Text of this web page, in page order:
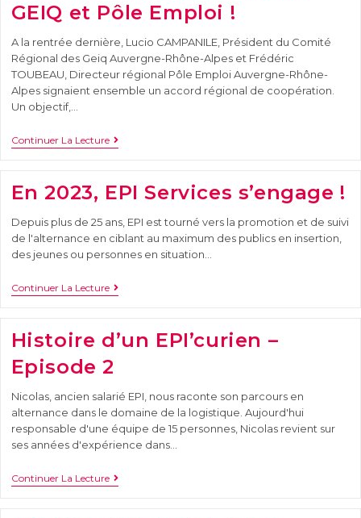
GEIQ et Pôle Emploi !
A la rentrée dernière, Lucio CAMPANILE, Président du Comité
Régional des Geiq Auvergne-Rhône-Alpes et Frédéric
TOUBEAU, Directeur régional Pôle Emploi Auvergne-Rhône-
Alpes signaient ensemble un accord régional de coopération.
Un objectif,…
Continuer La Lecture
En 2023, EPI Services s’engage !
Depuis plus de 25 ans, EPI est tourné vers la promotion et de suivi
de l'alternance en ciblant au maximum des publics en insertion,
des jeunes ou personnes en situation…
Continuer La Lecture
Histoire d’un EPI’curien –
Episode 2
Nicolas, ancien salarié EPI, nous raconte son parcours en
alternance dans le domaine de la logistique. Aujourd'hui
responsable d'une équipe de 15 personnes, Nicolas revient sur
ses années d'expérience dans…
Continuer La Lecture